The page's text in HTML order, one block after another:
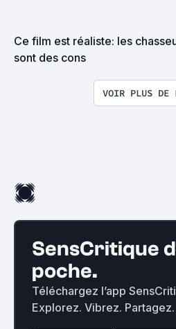
Ce film est réaliste: les
sont des cons
VOIR PLUS DE
SensCritique
poche.
Téléchargez l’app
Explorez. Vibrez. Partagez.